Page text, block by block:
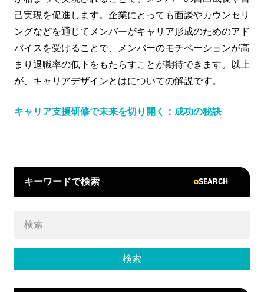
己実現を促進します。企業にとっても面談やカウンセリ
ングなどを通じてメンバーがキャリア形成のためのアド
バイスを受けることで、メンバーのモチベーションが高
まり退職率の低下をもたらすことが期待できます。以上
が、キャリアデザインとはについての解説です。
キャリア支援研修で未来を切り開く：成功の秘訣
キーワードで検索 SEARCH